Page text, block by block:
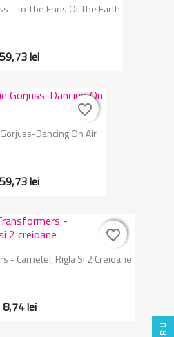
- To The Ends Of The Earth
59,73 lei
Dancing On Air
59,73 lei
favorite_border
favorite_border
- Carnetel, Rigla Si 2 Creioane
8,74 lei
favorite_border
favorite_border